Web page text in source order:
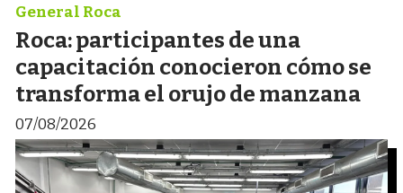
Roca: participantes de una
capacitación conocieron cómo se
transforma el orujo de manzana
General Roca
07/08/2026